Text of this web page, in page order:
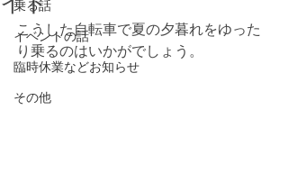
乗る話
イベントの話
臨時休業などお知らせ
その他
こうした自転車で夏の夕暮れをゆった
り乗るのはいかがでしょう。